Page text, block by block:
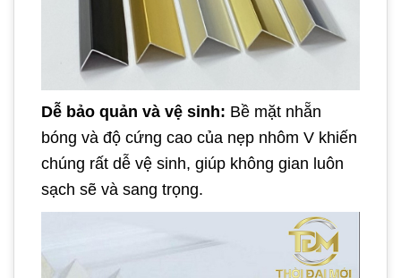
Dễ bảo quản và vệ sinh: Bề mặt nhẵn
bóng và độ cứng cao của nẹp nhôm V khiến
chúng rất dễ vệ sinh, giúp không gian luôn
sạch sẽ và sang trọng.